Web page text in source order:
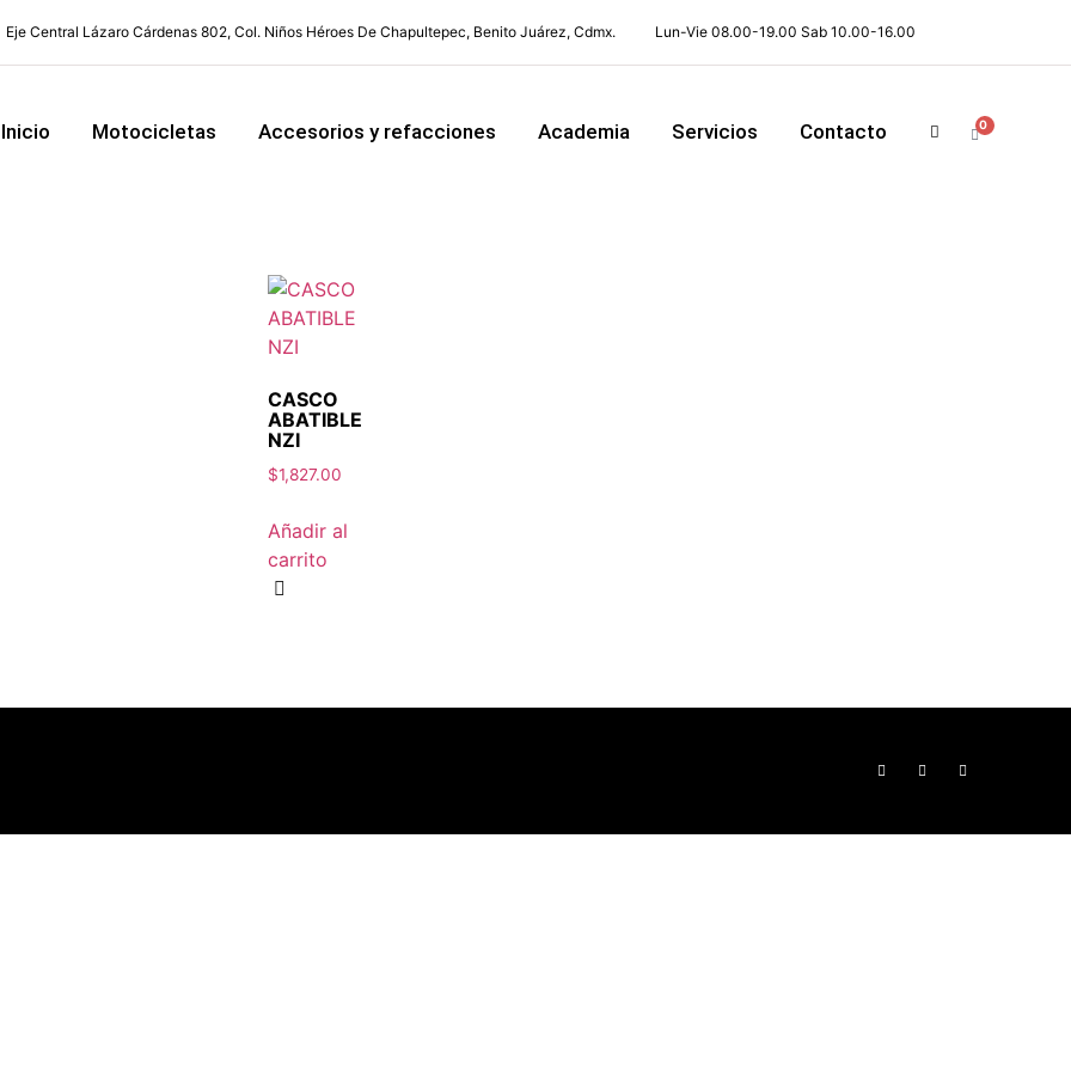
Eje Central Lázaro Cárdenas 802, Col. Niños Héroes De Chapultepec, Benito Juárez, Cdmx. Lun-Vie 08.00-19.00 Sab 10.00-16.00
Inicio Motocicletas Accesorios y refacciones Academia Servicios Contacto 0
CASCO
ABATIBLE
NZI
$1,827.00
Añadir al
carrito